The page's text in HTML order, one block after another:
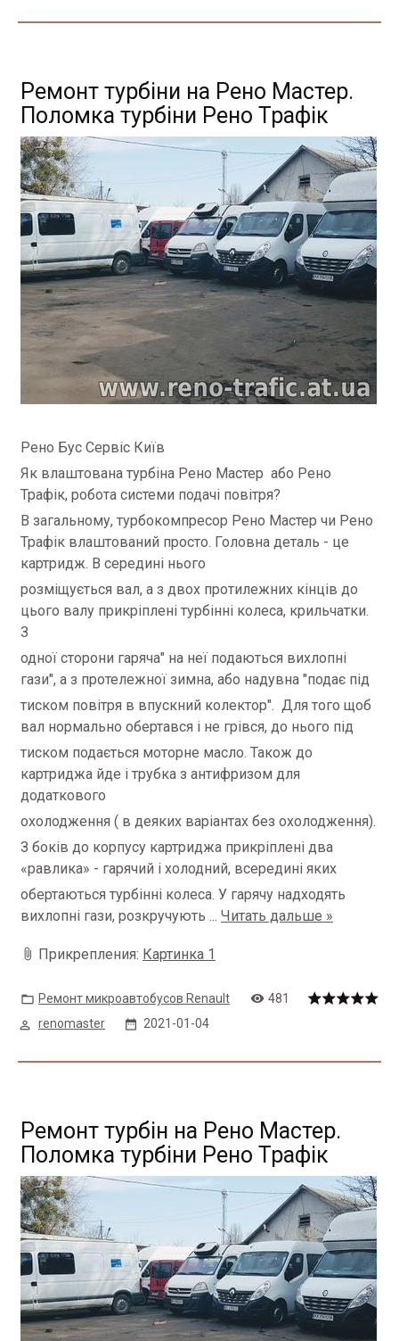
Ремонт турбіни на Рено Мастер.
Поломка турбіни Рено Трафік
Рено Бус Сервіс Київ
Як влаштована турбіна Рено Мастер або Рено
Трафік, робота системи подачі повітря?
В загальному, турбокомпресор Рено Мастер чи Рено
Трафік влаштований просто. Головна деталь - це
картридж. В середині нього
розміщується вал, а з двох протилежних кінців до
цього валу прикріплені турбінні колеса, крильчатки.
З
одної сторони гаряча" на неї подаються вихлопні
гази", а з протележної зимна, або надувна "подає під
тиском повітря в впускний колектор". Для того щоб
вал нормально обертався і не грівся, до нього під
тиском подається моторне масло. Також до
картриджа йде і трубка з антифризом для
додаткового
охолодження ( в деяких варіантах без охолодження).
З боків до корпусу картриджа прикріплені два
«равлика» - гарячий і холодний, всередині яких
обертаються турбінні колеса. У гарячу надходять
вихлопні гази, розкручують ... Читать дальше »
Прикрепления: Картинка 1
Ремонт микроавтобусов Renault
481
renomaster
2021-01-04
Ремонт турбін на Рено Мастер.
Поломка турбіни Рено Трафік